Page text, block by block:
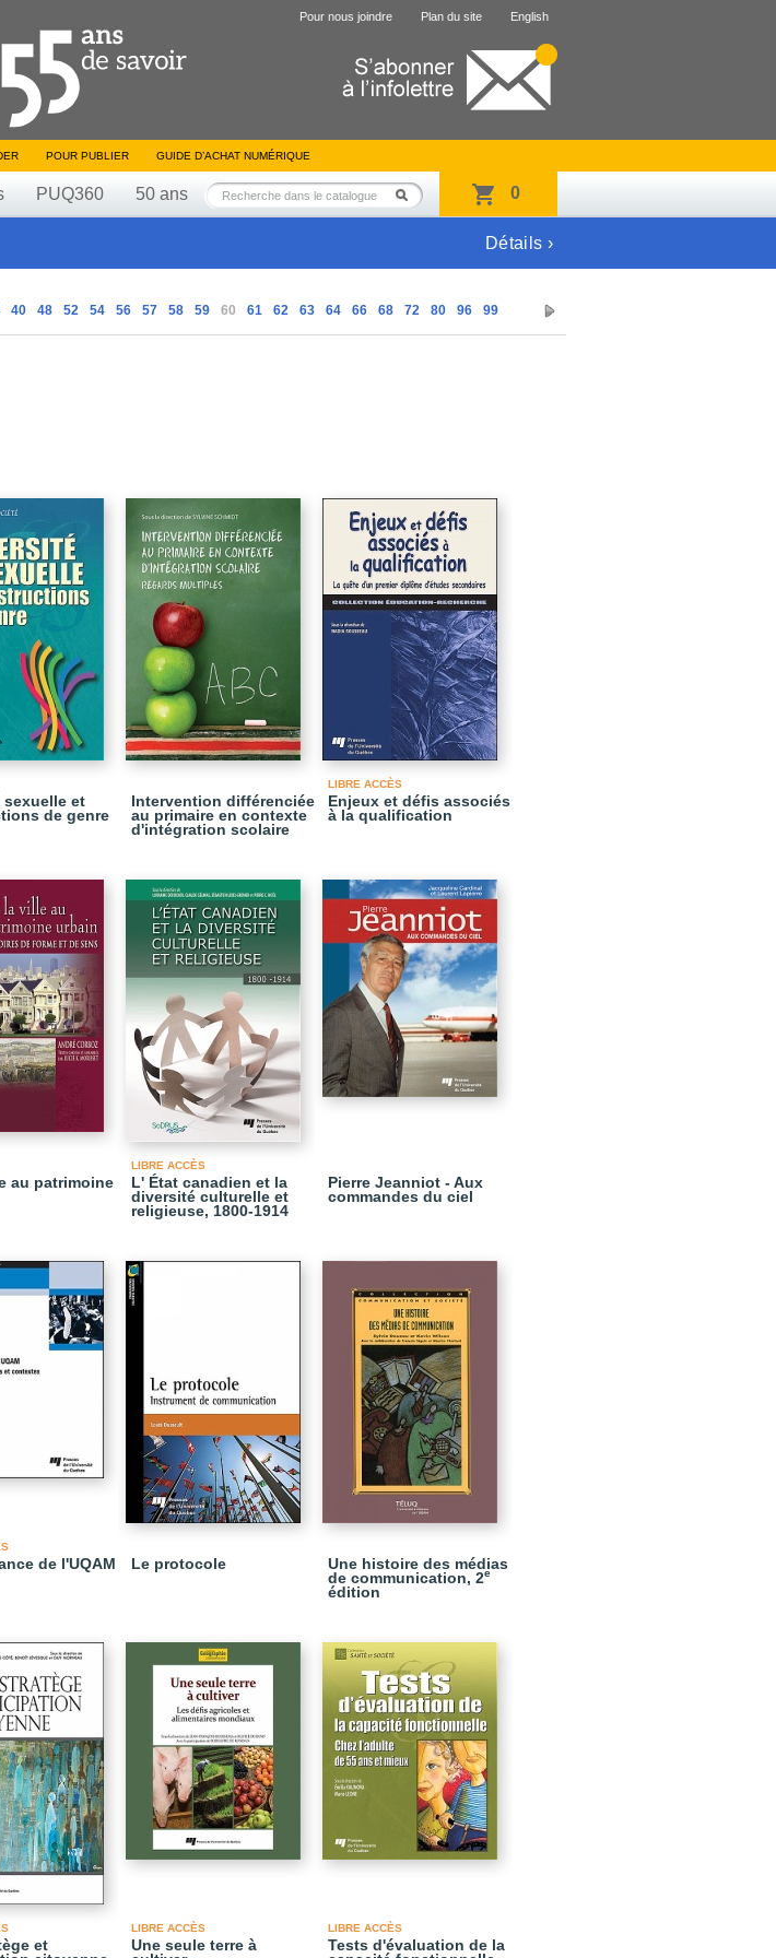
Pour nous joindre Plan du site English
POUR PUBLIER GUIDE D’ACHAT NUMÉRIQUE
PUQ360 50 ans 0
Détails ›
40 48 52 54 56 57 58 59 60 61 62 63 64 66 68 72 80 96 99
sexuelle et
de genre
Intervention différenciée
au primaire en contexte
d'intégration scolaire
LIBRE ACCÈS
Enjeux et défis associés
à la qualification
au patrimoine
LIBRE ACCÈS
L' État canadien et la
diversité culturelle et
religieuse, 1800-1914
Pierre Jeanniot - Aux
commandes du ciel
de l'UQAM Le protocole
Une histoire des médias
de communication, 2e
édition
et
LIBRE ACCÈS
Une seule terre à
LIBRE ACCÈS
Tests d'évaluation de la